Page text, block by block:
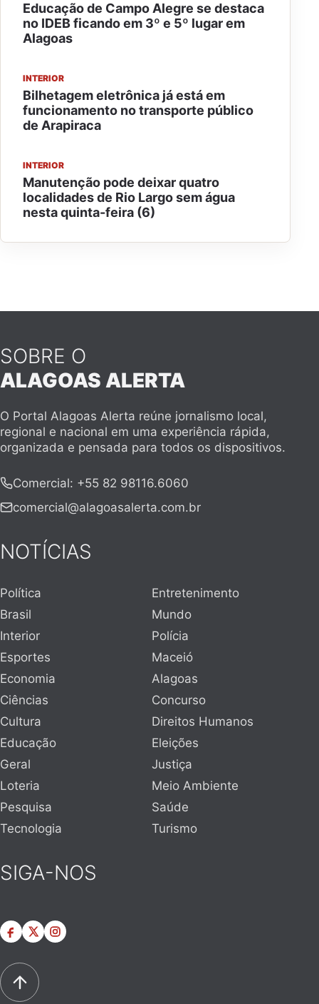
Educação de Campo Alegre se destaca
no IDEB ficando em 3º e 5º lugar em
Alagoas
INTERIOR
Bilhetagem eletrônica já está em
funcionamento no transporte público
de Arapiraca
INTERIOR
Manutenção pode deixar quatro
localidades de Rio Largo sem água
nesta quinta-feira (6)
SOBRE O
ALAGOAS ALERTA
O Portal Alagoas Alerta reúne jornalismo local,
regional e nacional em uma experiência rápida,
organizada e pensada para todos os dispositivos.
Comercial: +55 82 98116.6060
comercial@alagoasalerta.com.br
NOTÍCIAS
Política
Entretenimento
Brasil
Mundo
Interior
Polícia
Esportes
Maceió
Economia
Alagoas
Ciências
Concurso
Cultura
Direitos Humanos
Educação
Eleições
Geral
Justiça
Loteria
Meio Ambiente
Pesquisa
Saúde
Tecnologia
Turismo
SIGA-NOS